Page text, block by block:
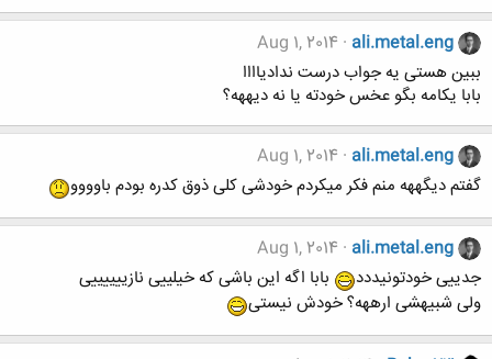
ali.metal.eng
Aug 1, 2014
ببین هستی یه جواب درست ندادیاااا
بابا یکامه بگو عخس خودته یا نه دیههه؟
ali.metal.eng
Aug 1, 2014
گفتم دیگههه منم فکر میکردم خودشی کلی ذوق کدره بودم باوووو
ali.metal.eng
Aug 1, 2014
جدییی خودتونیددد
بابا اگه این باشی که خیلییی نازییییییی
ولی شبیهشی ارههه؟ خودش نیستی